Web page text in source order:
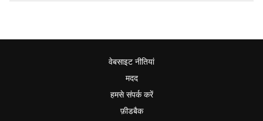
वेबसाइट नीतियां
मदद
हमसे संपर्क करें
फ़ीडबैक